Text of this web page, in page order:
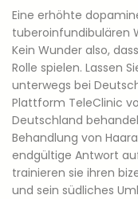
Eine erhöhte
tuberoinfundibulären
Kein Wunder also,
Rolle spielen. Lassen
unterwegs bei
Plattform TeleClinic
Deutschland
Behandlung von
endgültige Antwort
trainieren sie ihren
und sein südliches